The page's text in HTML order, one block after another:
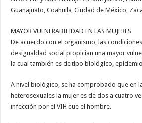
Guanajuato, Coahuila, Ciudad de México,
MAYOR VULNERABILIDAD EN LAS MUJERES
De acuerdo con el organismo, las
desigualdad social propician una mayor
la cual también es de tipo biológico,
A nivel biológico, se ha comprobado que en
heterosexuales la mujer es de dos a cuatro
infección por el VIH que el hombre.